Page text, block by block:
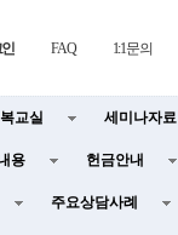
FAQ 1:1문의
교실 세미나자료
용 헌금안내
주요상담사례